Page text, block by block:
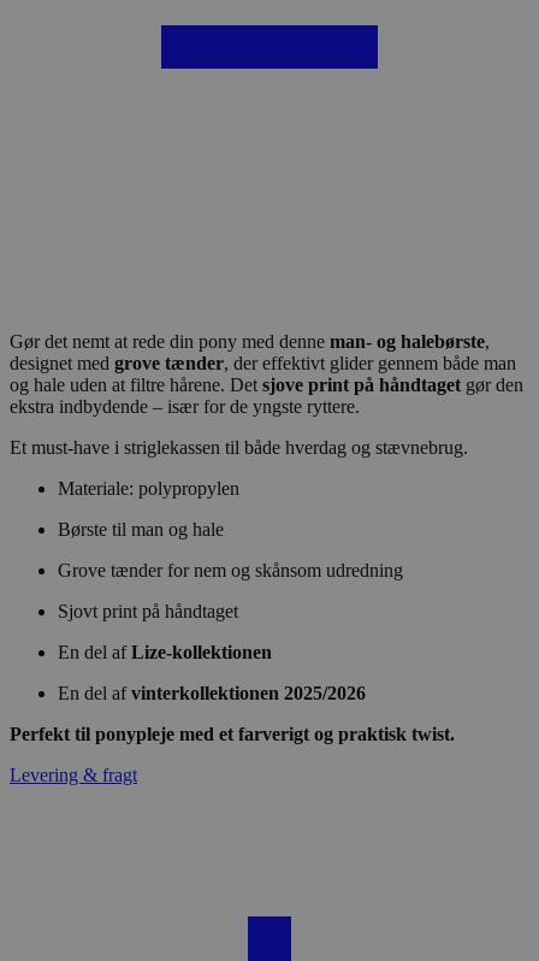
Gør det nemt at rede din pony med denne man- og halebørste,
designet med grove tænder, der effektivt glider gennem både man
og hale uden at filtre hårene. Det sjove print på håndtaget gør den
ekstra indbydende – især for de yngste ryttere.
Et must-have i striglekassen til både hverdag og stævnebrug.
Materiale: polypropylen
Børste til man og hale
Grove tænder for nem og skånsom udredning
Sjovt print på håndtaget
En del afLize-kollektionen
En del afvinterkollektionen 2025/2026
Perfekt til ponypleje med et farverigt og praktisk twist.
Levering & fragt